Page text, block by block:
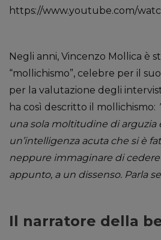
https://www.youtube.com/
Negli anni, Vincenzo Mollica è
“mollichismo”, celebre per il
per la valutazione degli
ha così descritto il mollichismo:
una sola moltitudine di arguzia
un’intelligenza acuta che si è
neppure immaginare di
appunto, a un dissenso. Parla
Il narratore della